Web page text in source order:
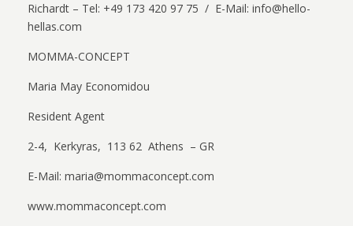
Richardt – Tel: +49 173 420 97 75 / E-Mail: info@hello-
hellas.com
MOMMA-CONCEPT
Maria May Economidou
Resident Agent
2-4, Kerkyras, 113 62 Athens – GR
E-Mail: maria@mommaconcept.com
www.mommaconcept.com